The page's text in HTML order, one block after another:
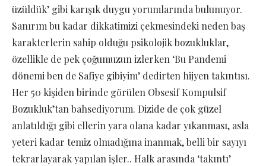
üzüldük’ gibi karışık duygu yorumlarında bulunuyor.
Sanırım bu kadar dikkatimizi çekmesindeki neden baş
karakterlerin sahip olduğu psikolojik bozukluklar,
özellikle de pek çoğumuzun izlerken ‘Bu Pandemi
dönemi ben de Safiye gibiyim’ dedirten hijyen takıntısı.
Her 50 kişiden birinde görülen Obsesif Kompulsif
Bozukluk’tan bahsediyorum. Dizide de çok güzel
anlatıldığı gibi ellerin yara olana kadar yıkanması, asla
yeteri kadar temiz olmadığına inanmak, belli bir sayıyı
tekrarlayarak yapılan işler.. Halk arasında ‘takıntı’